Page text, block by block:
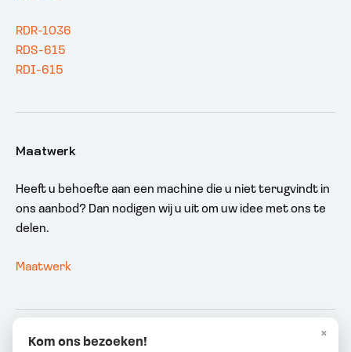
RDR-1036
RDS-615
RDI-615
Maatwerk
Heeft u behoefte aan een machine die u niet terugvindt in
ons aanbod? Dan nodigen wij u uit om uw idee met ons te
delen.
Maatwerk
2026 © APS Europe
×
Kom ons bezoeken!